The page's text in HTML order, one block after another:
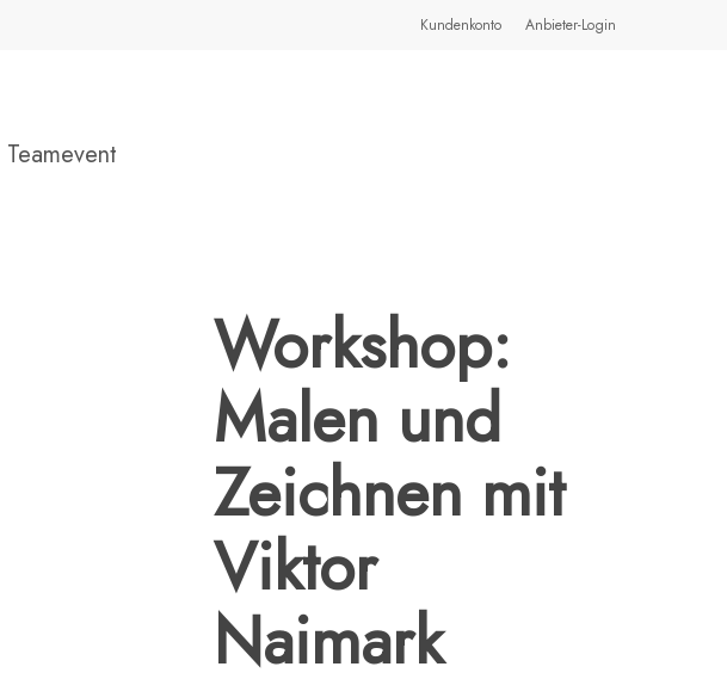
Kundenkonto Anbieter-Login
Teamevent
Workshop:
Malen und
Zeichnen mit
Viktor
Naimark